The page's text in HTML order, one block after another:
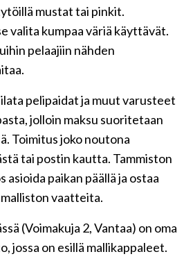
mustat tai pinkit.
valita kumpaa väriä käyttävät.
pelaajiin nähden
pelipaidat ja muut varusteet
jolloin maksu suoritetaan
Toimitus joko noutona
tai postin kautta. Tammiston
asioida paikan päällä ja ostaa
vaatteita.
(Voimakuja 2, Vantaa) on oma
jossa on esillä mallikappaleet.